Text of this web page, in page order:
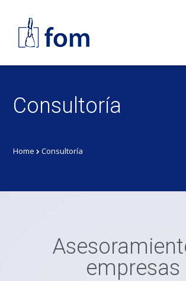
Consultoría
Home Consultoría
empresas